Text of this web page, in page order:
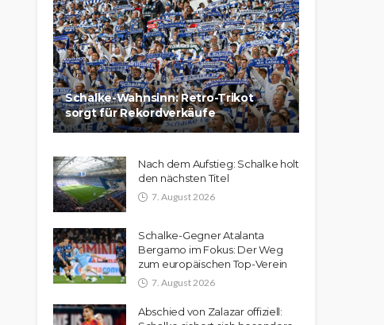
Schalke-Wahnsinn: Retro-Trikot
sorgt für Rekordverkäufe
Nach dem Aufstieg: Schalke holt
den nächsten Titel
7. August 2026
Schalke-Gegner Atalanta
Bergamo im Fokus: Der Weg
zum europäischen Top-Verein
7. August 2026
Abschied von Zalazar offiziell: